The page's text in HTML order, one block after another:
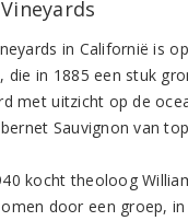
in Californië is
die in 1885 een stuk
met uitzicht op de
Sauvignon van
kocht theoloog
door een groep,